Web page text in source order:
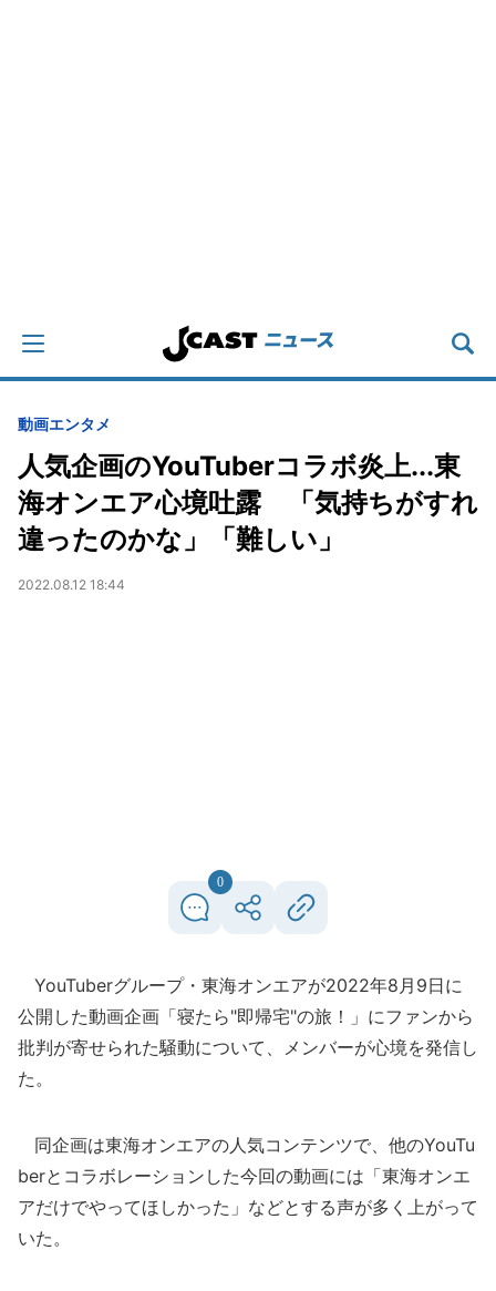
動画エンタメ
人気企画のYouTuberコラボ炎上...東
海オンエア心境吐露 「気持ちがすれ
違ったのかな」「難しい」
2022.08.12 18:44
0
YouTuberグループ・東海オンエアが2022年8月9日に
公開した動画企画「寝たら"即帰宅"の旅！」にファンから
批判が寄せられた騒動について、メンバーが心境を発信し
た。
同企画は東海オンエアの人気コンテンツで、他のYouTu
berとコラボレーションした今回の動画には「東海オンエ
アだけでやってほしかった」などとする声が多く上がって
いた。